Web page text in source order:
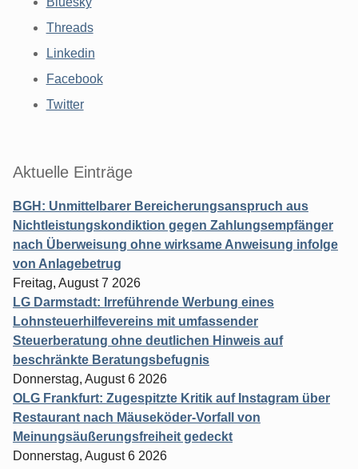
Threads
Linkedin
Facebook
Twitter
Aktuelle Einträge
BGH: Unmittelbarer Bereicherungsanspruch aus
Nichtleistungskondiktion gegen Zahlungsempfänger
nach Überweisung ohne wirksame Anweisung infolge
von Anlagebetrug
Freitag, August 7 2026
LG Darmstadt: Irreführende Werbung eines
Lohnsteuerhilfevereins mit umfassender
Steuerberatung ohne deutlichen Hinweis auf
beschränkte Beratungsbefugnis
Donnerstag, August 6 2026
OLG Frankfurt: Zugespitzte Kritik auf Instagram über
Restaurant nach Mäuseköder-Vorfall von
Meinungsäußerungsfreiheit gedeckt
Donnerstag, August 6 2026